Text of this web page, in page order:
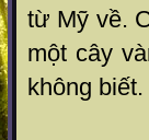
từ Mỹ về.
một cây
không